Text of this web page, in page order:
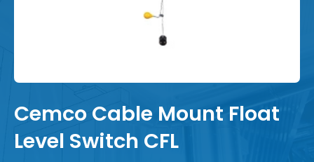
Cemco Cable Mount Float
Level Switch CFL